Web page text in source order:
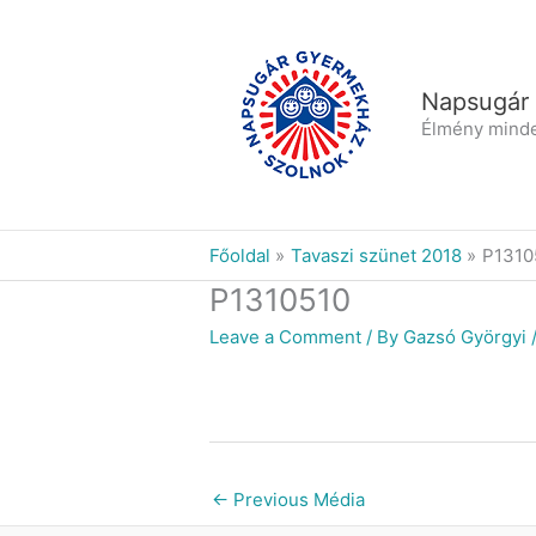
Élmény
Főoldal Tavaszi szünet 2018
P1310510
Leave a Comment / By Gazsó Györgyi /
← Previous Média